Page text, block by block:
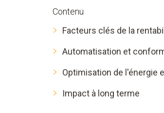
Contenu
Facteurs clés de la
Automatisation et
Optimisation de l'énergie
Impact à long terme